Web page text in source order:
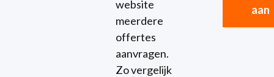
website
meerdere
offertes
aanvragen.
Zo vergelijk
aan